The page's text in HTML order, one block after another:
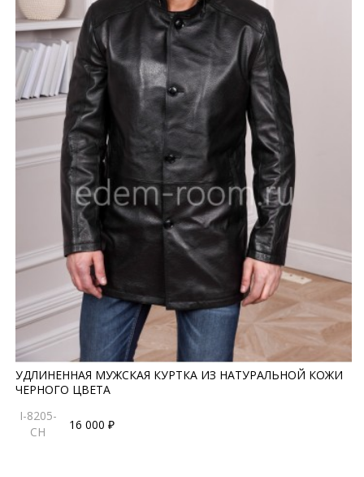
УДЛИНЕННАЯ МУЖСКАЯ КУРТКА ИЗ НАТУРАЛЬНОЙ КОЖИ
ЧЕРНОГО ЦВЕТА
I-8205-
CH
16 000 ₽